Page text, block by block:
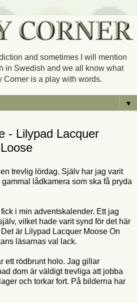
and sometimes I will mention
in Swedish and we all know what
Corner is a play with words.
▼
- Lilypad Lacquer
trevlig lördag. Själv har jag varit
lådkamera som ska få pryda
i min adventskalender. Ett jag
vilket hade varit synd för det här
är Lilypad Lacquer Moose On
läsarnas val lack.
ett rödbrunt holo. Jag gillar
dom är väldigt trevliga att jobba
och torkar fort. På bilderna har